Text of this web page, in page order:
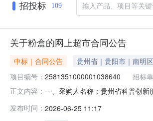
招投标 109
关于粉盒的网上超市合同公告
中标｜合同公告 贵州省｜贵阳市｜南明区
项目编号： 2581351000001038640 招标
正文内容： 一、采购人名称：贵州省科普创
用于光电通粉盒墨粉墨盒
发布时间： 2026-06-25 11:17